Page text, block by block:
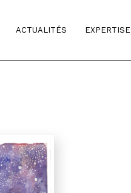
ACTUALITÉS EXPERTISE